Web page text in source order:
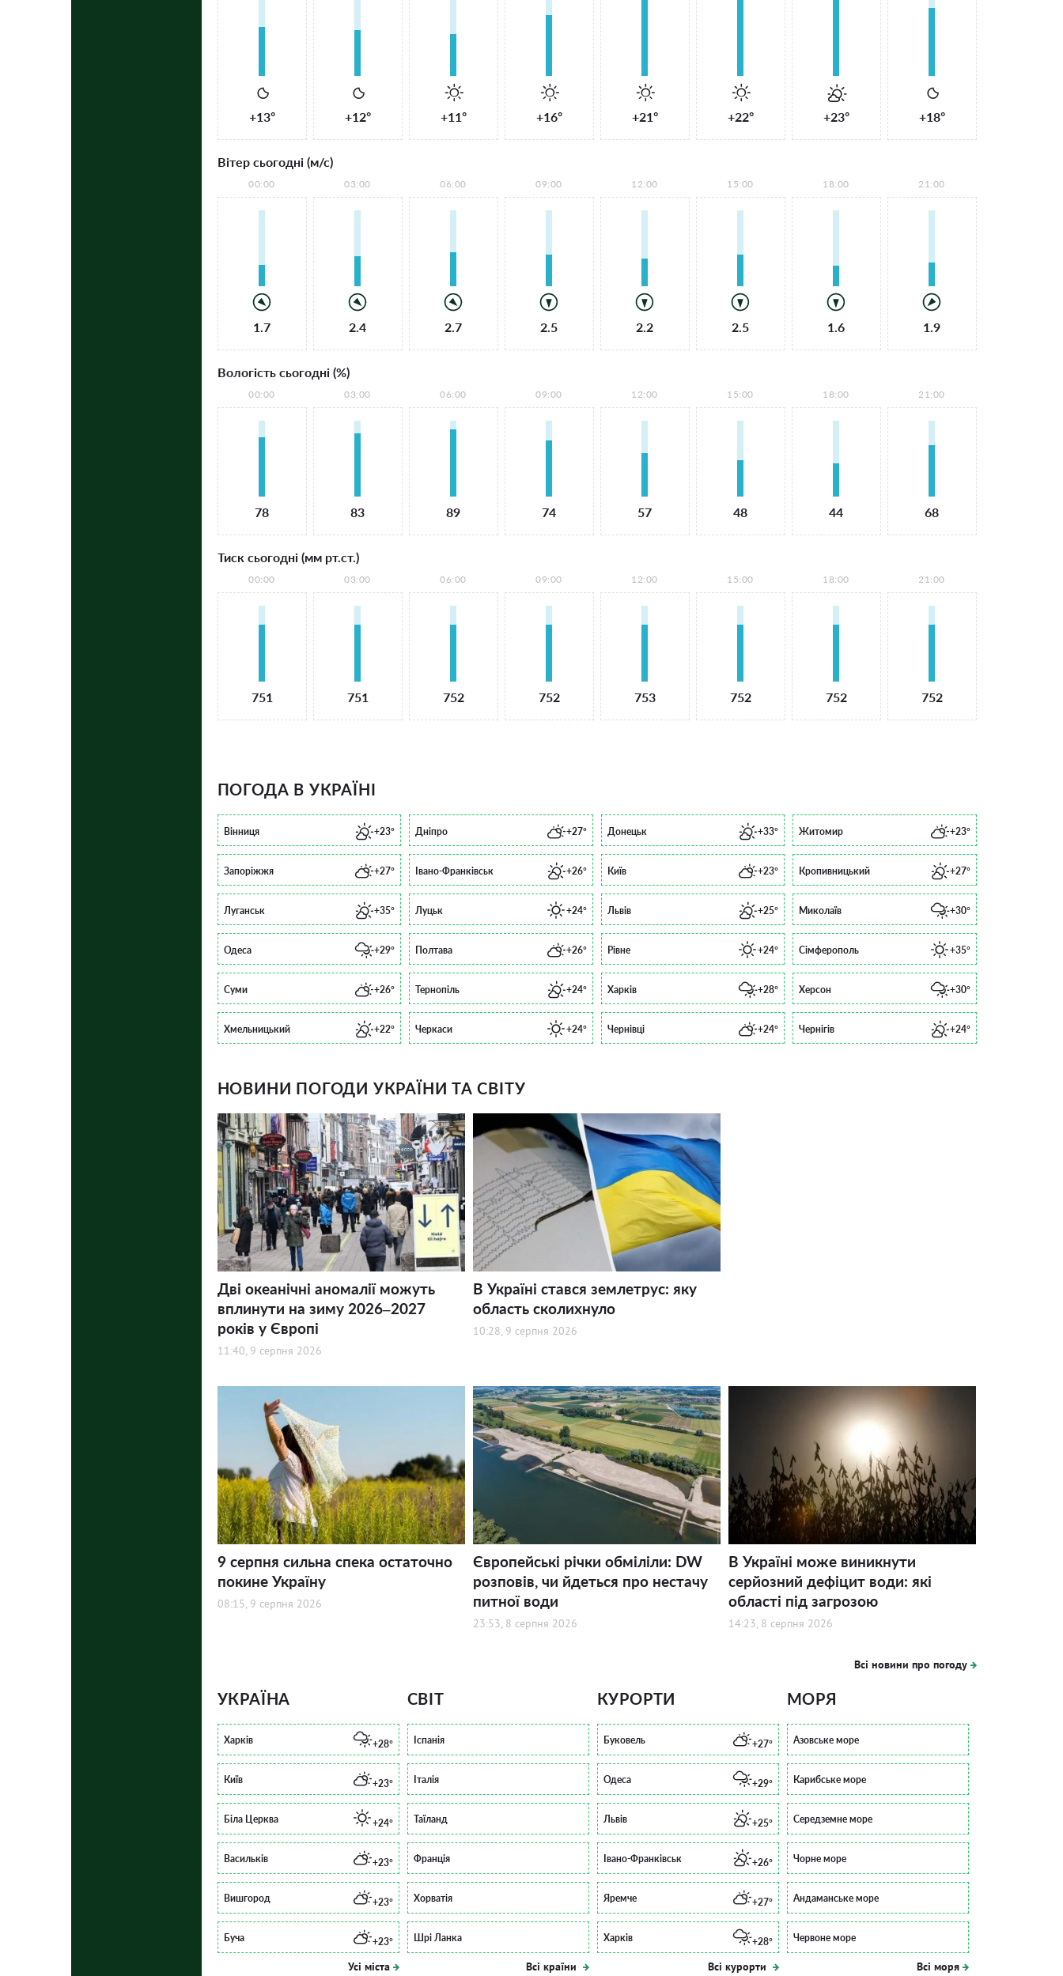
+13° +12° +11° +16° +21° +22° +23° +18°
Вітер сьогодні (м/с)
00:00
1.7
03:00
2.4
06:00
2.7
09:00
2.5
12:00
2.2
15:00
2.5
18:00
1.6
21:00
1.9
Вологість сьогодні (%)
00:00
78
03:00
83
06:00
89
09:00
74
12:00
57
15:00
48
18:00
44
21:00
68
Тиск сьогодні (мм рт.ст.)
00:00
751
03:00
751
06:00
752
09:00
752
12:00
753
15:00
752
18:00
752
21:00
752
ПОГОДА В УКРАЇНІ
Вінниця +23° Дніпро +27° Донецьк +33° Житомир +23°
Запоріжжя +27° Івано-Франківськ +26° Київ +23° Кропивницький +27°
Луганськ +35° Луцьк +24° Львів +25° Миколаїв +30°
Одеса +29° Полтава +26° Рівне +24° Сімферополь +35°
Суми +26° Тернопіль +24° Харків +28° Херсон +30°
Хмельницький +22° Черкаси +24° Чернівці +24° Чернігів +24°
НОВИНИ ПОГОДИ УКРАЇНИ ТА СВІТУ
Дві океанічні аномалії можуть
вплинути на зиму 2026–2027
років у Європі
11:40, 9 серпня 2026
В Україні стався землетрус: яку
область сколихнуло
10:28, 9 серпня 2026
9 серпня сильна спека остаточно
покине Україну
08:15, 9 серпня 2026
Європейські річки обміліли: DW
розповів, чи йдеться про нестачу
питної води
23:53, 8 серпня 2026
В Україні може виникнути
серйозний дефіцит води: які
області під загрозою
14:23, 8 серпня 2026
Всі новини про погоду
УКРАЇНА
Харків +28°
Київ +23°
Біла Церква +24°
Васильків +23°
Вишгород +23°
Буча +23°
Усі міста
СВІТ
Іспанія
Італія
Таїланд
Франція
Хорватія
Шрі Ланка
Всі країни
КУРОРТИ
Буковель +27°
Одеса +29°
Львів +25°
Івано-Франківськ +26°
Яремче +27°
Харків +28°
Всі курорти
МОРЯ
Азовське море
Карибське море
Середземне море
Чорне море
Андаманське море
Червоне море
Всі моря